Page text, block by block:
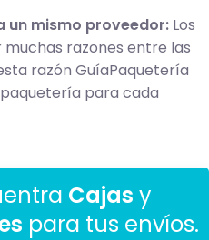
un mismo proveedor: Los
razones entre las
razón GuíaPaquetería
para cada
Cajas y
para tus envíos.